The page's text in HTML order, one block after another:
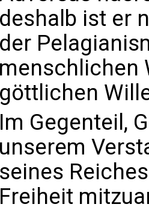
deshalb ist er
der
menschlichen
göttlichen
Im Gegenteil,
unserem
seines
Freiheit